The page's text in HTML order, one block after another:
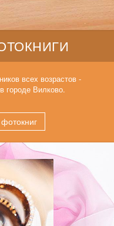
всех возрастов -
городе Вилково.